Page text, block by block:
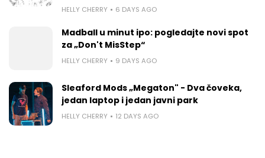
HELLY CHERRY 6 DAYS AGO
Madball u minut ipo: pogledajte novi spot
za „Don't MisStep“
HELLY CHERRY 9 DAYS AGO
Sleaford Mods „Megaton" - Dva čoveka,
jedan laptop i jedan javni park
HELLY CHERRY 12 DAYS AGO